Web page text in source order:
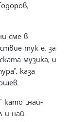
сме в
тук е, за
музика, и
каза
като „най-
и най-